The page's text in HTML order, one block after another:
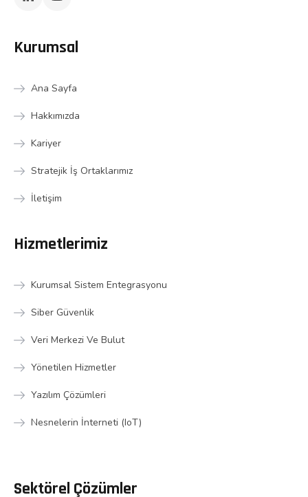
Kurumsal
Ana Sayfa
Hakkımızda
Kariyer
Stratejik İş Ortaklarımız
İletişim
Hizmetlerimiz
Kurumsal Sistem Entegrasyonu
Siber Güvenlik
Veri Merkezi Ve Bulut
Yönetilen Hizmetler
Yazılım Çözümleri
Nesnelerin İnterneti (IoT)
Sektörel Çözümler